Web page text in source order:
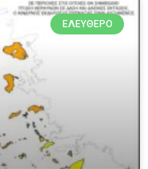
ΕΛΕΎΘΕΡΟ